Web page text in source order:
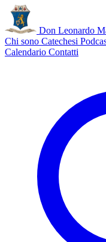
Don Leonardo
Chi sono Catechesi
Calendario Contatti